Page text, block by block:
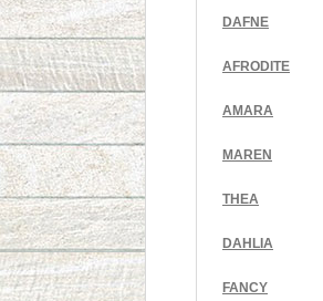
DAFNE
AFRODITE
AMARA
MAREN
THEA
DAHLIA
FANCY